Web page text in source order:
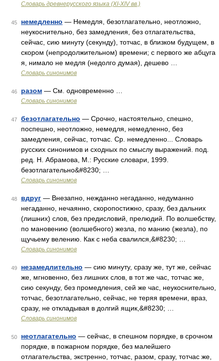
Словарь древнерусского языка (XI-XIV вв.)
45 немедленно — Немедля, безотлагательно, неотложно,
неукоснительно, без замедления, без отлагательства,
сейчас, сию минуту (секунду), тотчас, в близком будущем, в
скором (непродолжительном) времени; с первого же абцуга
я, нимало не медля (недолго думая), дешево …
Словарь синонимов
46 разом — См. одновременно …
Словарь синонимов
47 безотлагательно — Срочно, настоятельно, спешно,
поспешно, неотложно, немедля, немедленно, без
замедления, сейчас, тотчас. Ср. немедленно... Словарь
русских синонимов и сходных по смыслу выражений. под.
ред. Н. Абрамова, М.: Русские словари, 1999.
безотлагательно&#8230; …
Словарь синонимов
48 вдруг — Внезапно, нежданно негаданно, недуманно
негаданно, нечаянно, скоропостижно, сразу, без дальних
(лишних) слов, без предисловий, прелюдий. По волшебству,
по мановению (волшебного) жезла, по манию (жезла), по
щучьему велению. Как с неба свалился,&#8230; …
Словарь синонимов
49 незамедлительно — сию минуту, сразу же, тут же, сейчас
же, мгновенно, без лишних слов, в тот же час, тотчас же,
сию секунду, без промедления, сей же час, неукоснительно,
тотчас, безотлагательно, сейчас, не теряя времени, враз,
сразу, не откладывая в долгий ящик,&#8230; …
Словарь синонимов
50 неотлагательно — сейчас, в спешном порядке, в срочном
порядке, в пожарном порядке, без малейшего
отлагательства, экстренно, тотчас, разом, сразу, тотчас же,